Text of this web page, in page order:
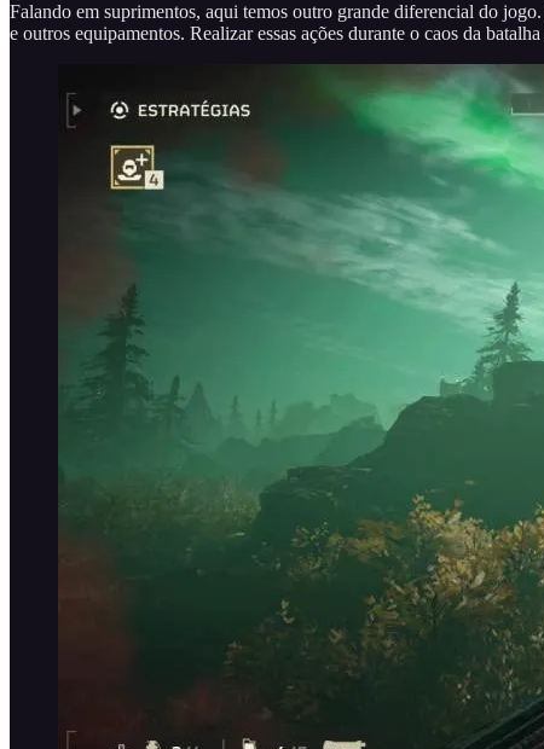
Falando em suprimentos, aqui temos outro grande diferencial do
e outros equipamentos. Realizar essas ações durante o caos da